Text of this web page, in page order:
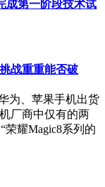
防控、产品创新和
下用户未转向线上
赔流程繁琐、后续
盾凸显出行业转型
需建立透明可信的
程、增强条款可读
这些领域将成为未
成第一阶段技术试
战重重能否破
为、苹果手机出货
厂商中仅有的两
耀Magic8系列的